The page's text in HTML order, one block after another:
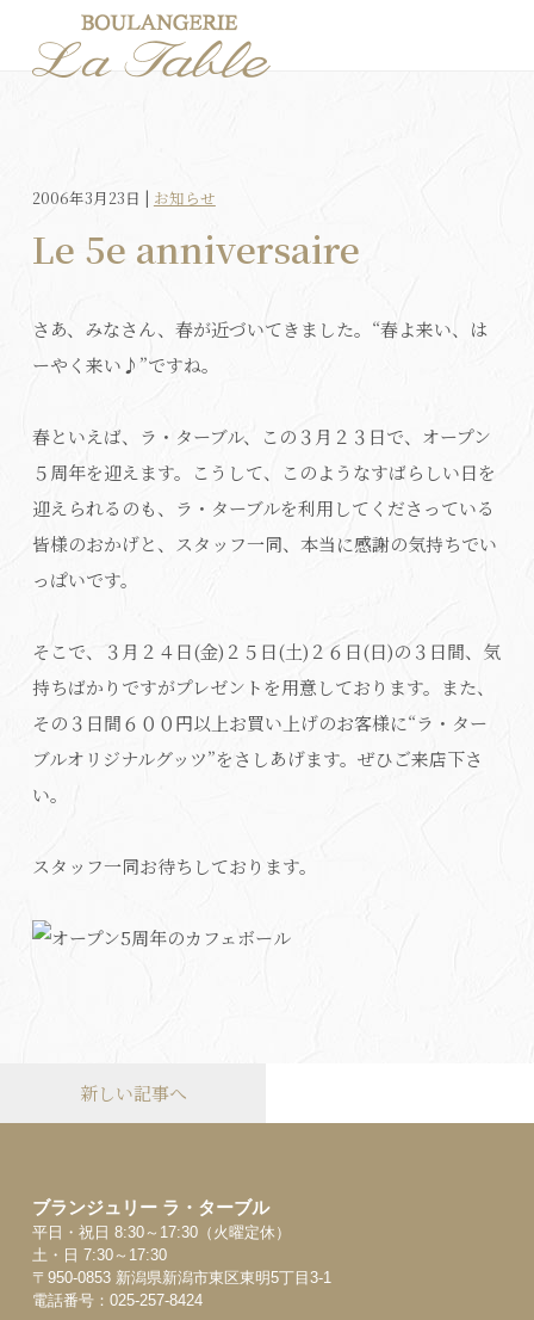
2006年3月23日 | お知らせ
Le 5e anniversaire
さあ、みなさん、春が近づいてきました。“春よ来い、は
ーやく来い♪”ですね。
春といえば、ラ・ターブル、この３月２３日で、オープン
５周年を迎えます。こうして、このようなすばらしい日を
迎えられるのも、ラ・ターブルを利用してくださっている
皆様のおかげと、スタッフ一同、本当に感謝の気持ちでい
っぱいです。
そこで、３月２４日(金)２５日(土)２６日(日)の３日間、気
持ちばかりですがプレゼントを用意しております。また、
その３日間６００円以上お買い上げのお客様に“ラ・ター
ブルオリジナルグッツ”をさしあげます。ぜひご来店下さ
い。
スタッフ一同お待ちしております。
新しい記事へ
ブランジュリー ラ・ターブル
平日・祝日 8:30～17:30（火曜定休）
土・日 7:30～17:30
〒950-0853 新潟県新潟市東区東明5丁目3-1
電話番号：025-257-8424